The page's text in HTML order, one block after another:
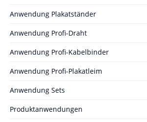
Anwendung Plakatständer
Anwendung Profi-Draht
Anwendung Profi-Kabelbinder
Anwendung Profi-Plakatleim
Anwendung Sets
Produktanwendungen